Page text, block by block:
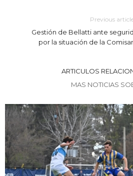
Previous
Gestión de Bellatti ante
por la situación de la
ARTICULOS
MAS NOTICIAS